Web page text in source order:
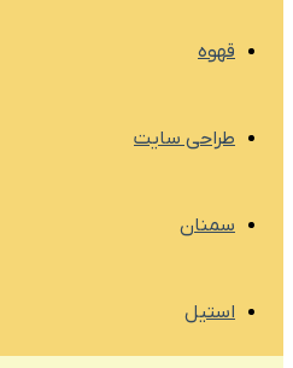
قهوه
طراحی سایت
سمنان
استیل